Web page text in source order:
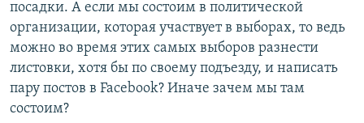
посадки. А если мы состоим в политической
организации, которая участвует в выборах, то ведь
можно во время этих самых выборов разнести
листовки, хотя бы по своему подъезду, и написать
пару постов в Facebook? Иначе зачем мы там
состоим?